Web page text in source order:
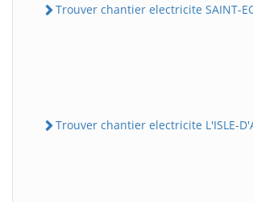
Trouver chantier electricite SAINT-
Trouver chantier electricite L'ISLE-